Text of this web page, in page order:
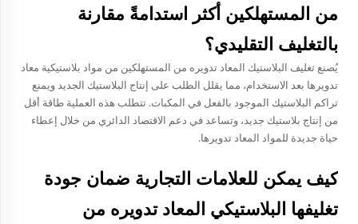
من المستهلكين أكثر استدامةً مقارنة
بالتغليف التقليدي؟
يُصنع تغليف البلاستيك المعاد تدويره من المستهلكين من مواد بلاستيكية معاد
تدويرها بعد الاستخدام، مما يقلل الطلب على إنتاج البلاستيك الجديد ويمنع
تراكم البلاستيك الموجود بالفعل في المكبات. تتطلب هذه العملية طاقة أقل
من إنتاج بلاستيك جديد، وتساعد في دعم الاقتصاد الدائري من خلال إعطاء
حياة جديدة للمواد المعاد تدويرها.
كيف يمكن للعلامات التجارية ضمان جودة
تغليفها البلاستيكي المعاد تدويره من